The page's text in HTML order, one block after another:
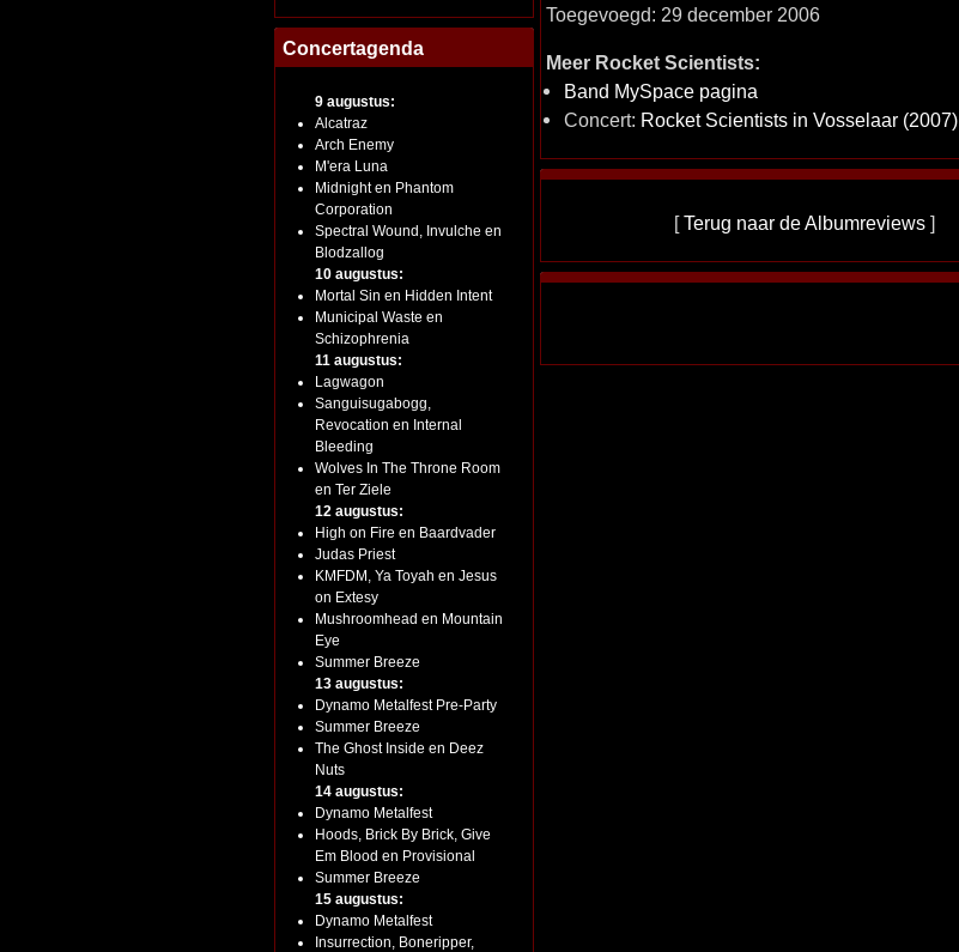
Concertagenda
9 augustus:
Alcatraz
Arch Enemy
M'era Luna
Midnight en Phantom
Corporation
Spectral Wound, Invulche en
Blodzallog
10 augustus:
Mortal Sin en Hidden Intent
Municipal Waste en
Schizophrenia
11 augustus:
Lagwagon
Sanguisugabogg,
Revocation en Internal
Bleeding
Wolves In The Throne Room
en Ter Ziele
12 augustus:
High on Fire en Baardvader
Judas Priest
KMFDM, Ya Toyah en Jesus
on Extesy
Mushroomhead en Mountain
Eye
Summer Breeze
13 augustus:
Dynamo Metalfest Pre-Party
Summer Breeze
The Ghost Inside en Deez
Nuts
14 augustus:
Dynamo Metalfest
Hoods, Brick By Brick, Give
Em Blood en Provisional
Summer Breeze
15 augustus:
Dynamo Metalfest
Insurrection, Boneripper,
Toegevoegd: 29 december 2006
Meer Rocket Scientists:
Band MySpace pagina
Concert: Rocket Scientists in Vosselaar (2007)
[Terug naar de Albumreviews ]